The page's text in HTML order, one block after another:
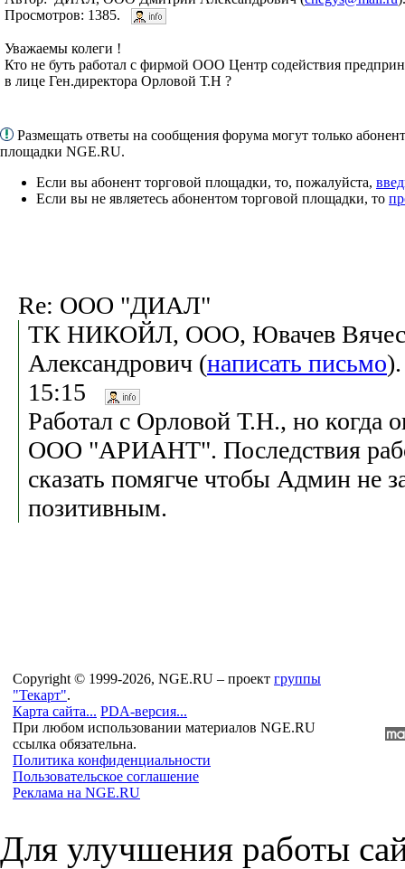
Просмотров: 1385.
Уважаемы колеги !
Кто не буть работал с фирмой ООО Центр содействия
в лице Ген.директора Орловой Т.Н ?
Размещать ответы на сообщения форума могут только
площадки NGE.RU.
Если вы абонент торговой площадки, то, пожалуйста,
Если вы не являетесь абонентом торговой площадки, то
Re: ООО "ДИАЛ"
ТК НИКОЙЛ, ООО, Ювачев
Александрович (написать письмо
15:15
Работал с Орловой Т.Н., но когда
ООО "АРИАНТ". Последствия
сказать помягче чтобы Админ не
позитивным.
Copyright © 1999-2026, NGE.RU – проект группы
"Текарт".
Карта сайта... PDA-версия...
При любом использовании материалов NGE.RU
ссылка обязательна.
Политика конфиденциальности
Пользовательское соглашение
Реклама на NGE.RU
Для улучшения работы